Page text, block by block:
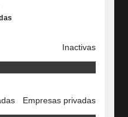
Inactivas
Empresas privadas